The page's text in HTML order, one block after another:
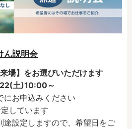
ん説明会
場】をお選びいただけます
土)10:00～
にお申込みください
しています
途設定しますので、希望日をご